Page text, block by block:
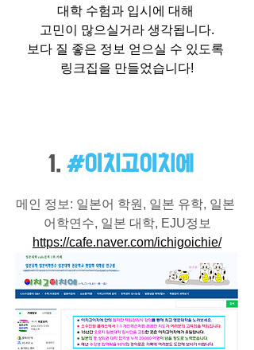
대학 수험과 입시에 대해
고민이 많으실거라 생각됩니다.
보다 질 좋은 정보 얻으실 수 있도록
링크집을 만들었습니다!
1. #이치고이치에
메인 정보: 일본어 학원, 일본 유학, 일본
어학연수, 일본 대학, EJU정보
https://cafe.naver.com/ichigoichie/